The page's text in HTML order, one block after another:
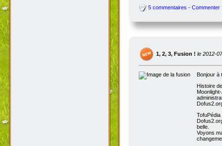
5 commentaires - Commenter
1, 2, 3, Fusion ! le 2012-
Bonjour à
Histoire
belle.
Voyons